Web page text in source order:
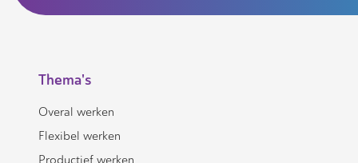
Thema's
Overal werken
Flexibel werken
Productief werken